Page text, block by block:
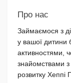
Про нас
Займаємося з
у вашої дитини
активностями,
знайомствами
розвитку Хеппі